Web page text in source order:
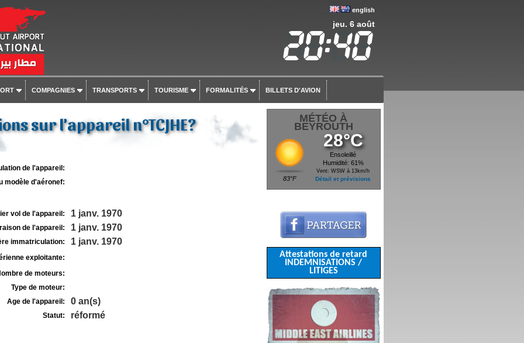
english
jeu. 6 août
COMPAGNIES TRANSPORTS TOURISME FORMALITÉS BILLETS D'AVION
sur l'appareil n°TCJHE?
de l'appareil:
modèle d'aéronef:
vol de l'appareil: 1 janv. 1970
de l'appareil: 1 janv. 1970
immatriculation: 1 janv. 1970
exploitante:
de moteurs:
Type de moteur:
Age de l'appareil:
0 an(s)
Statut: réformé
MÉTÉO À
BEYROUTH
83°F
28°C
Ensoleillé
Humidité: 61%
Vent: WSW à 13km/h
Détail et prévisions
Attestations de retard
INDEMNISATIONS /
LITIGES